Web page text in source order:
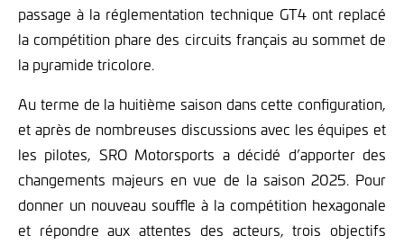
passage à la réglementation technique GT4 ont replacé
la compétition phare des circuits français au sommet de
la pyramide tricolore.
Au terme de la huitième saison dans cette configuration,
et après de nombreuses discussions avec les équipes et
les pilotes, SRO Motorsports a décidé d’apporter des
changements majeurs en vue de la saison 2025. Pour
donner un nouveau souffle à la compétition hexagonale
et répondre aux attentes des acteurs, trois objectifs